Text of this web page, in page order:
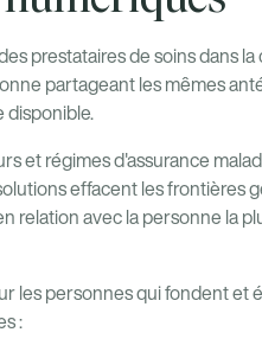
prestataires de soins dans
partageant les mêmes
disponible.
et régimes d'assurance
effacent les frontières
relation avec la personne la
les personnes qui fondent et
: